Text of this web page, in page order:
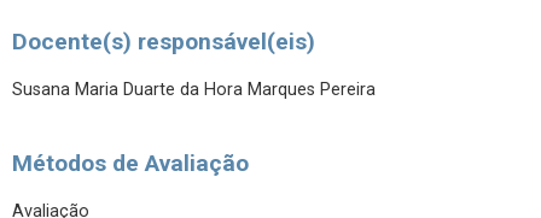
Docente(s) responsável(eis)
Susana Maria Duarte da Hora Marques Pereira
Métodos de Avaliação
Avaliação